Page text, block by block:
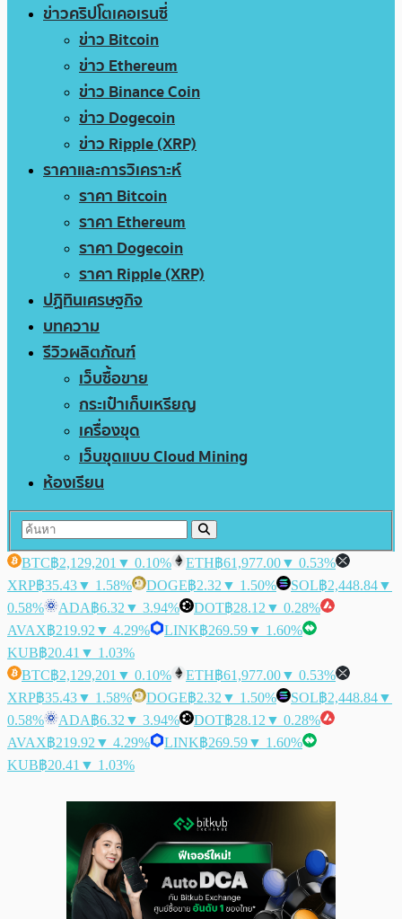
ข่าวคริปโตเคอเรนซี่
ข่าว Bitcoin
ข่าว Ethereum
ข่าว Binance Coin
ข่าว Dogecoin
ข่าว Ripple (XRP)
ราคาและการวิเคราะห์
ราคา Bitcoin
ราคา Ethereum
ราคา Dogecoin
ราคา Ripple (XRP)
ปฏิทินเศรษฐกิจ
บทความ
รีวิวผลิตภัณฑ์
เว็บซื้อขาย
กระเป๋าเก็บเหรียญ
เครื่องขุด
เว็บขุดแบบ Cloud Mining
ห้องเรียน
BTC฿2,129,201 ▼ 0.10% ETH฿61,977.00▼ 0.53%
XRP฿35.43▼ 1.58% DOGE฿2.32 ▼ 1.50% SOL฿2,448.84▼
0.58%
ADA฿6.32 ▼ 3.94% DOT฿28.12 ▼ 0.28%
AVAX฿219.92 ▼ 4.29% LINK฿269.59▼ 1.60%
KUB฿20.41 ▼ 1.03%
BTC฿2,129,201 ▼ 0.10% ETH฿61,977.00▼ 0.53%
XRP฿35.43▼ 1.58% DOGE฿2.32 ▼ 1.50% SOL฿2,448.84▼
0.58%
ADA฿6.32 ▼ 3.94% DOT฿28.12 ▼ 0.28%
AVAX฿219.92 ▼ 4.29% LINK฿269.59▼ 1.60%
KUB฿20.41 ▼ 1.03%